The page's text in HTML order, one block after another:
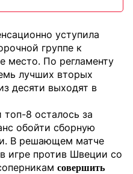
уступила
группе к
место. По регламенту
лучших вторых
десяти выходят в
8 осталось за
обойти сборную
В решающем матче
игре против Швеции со
совершить